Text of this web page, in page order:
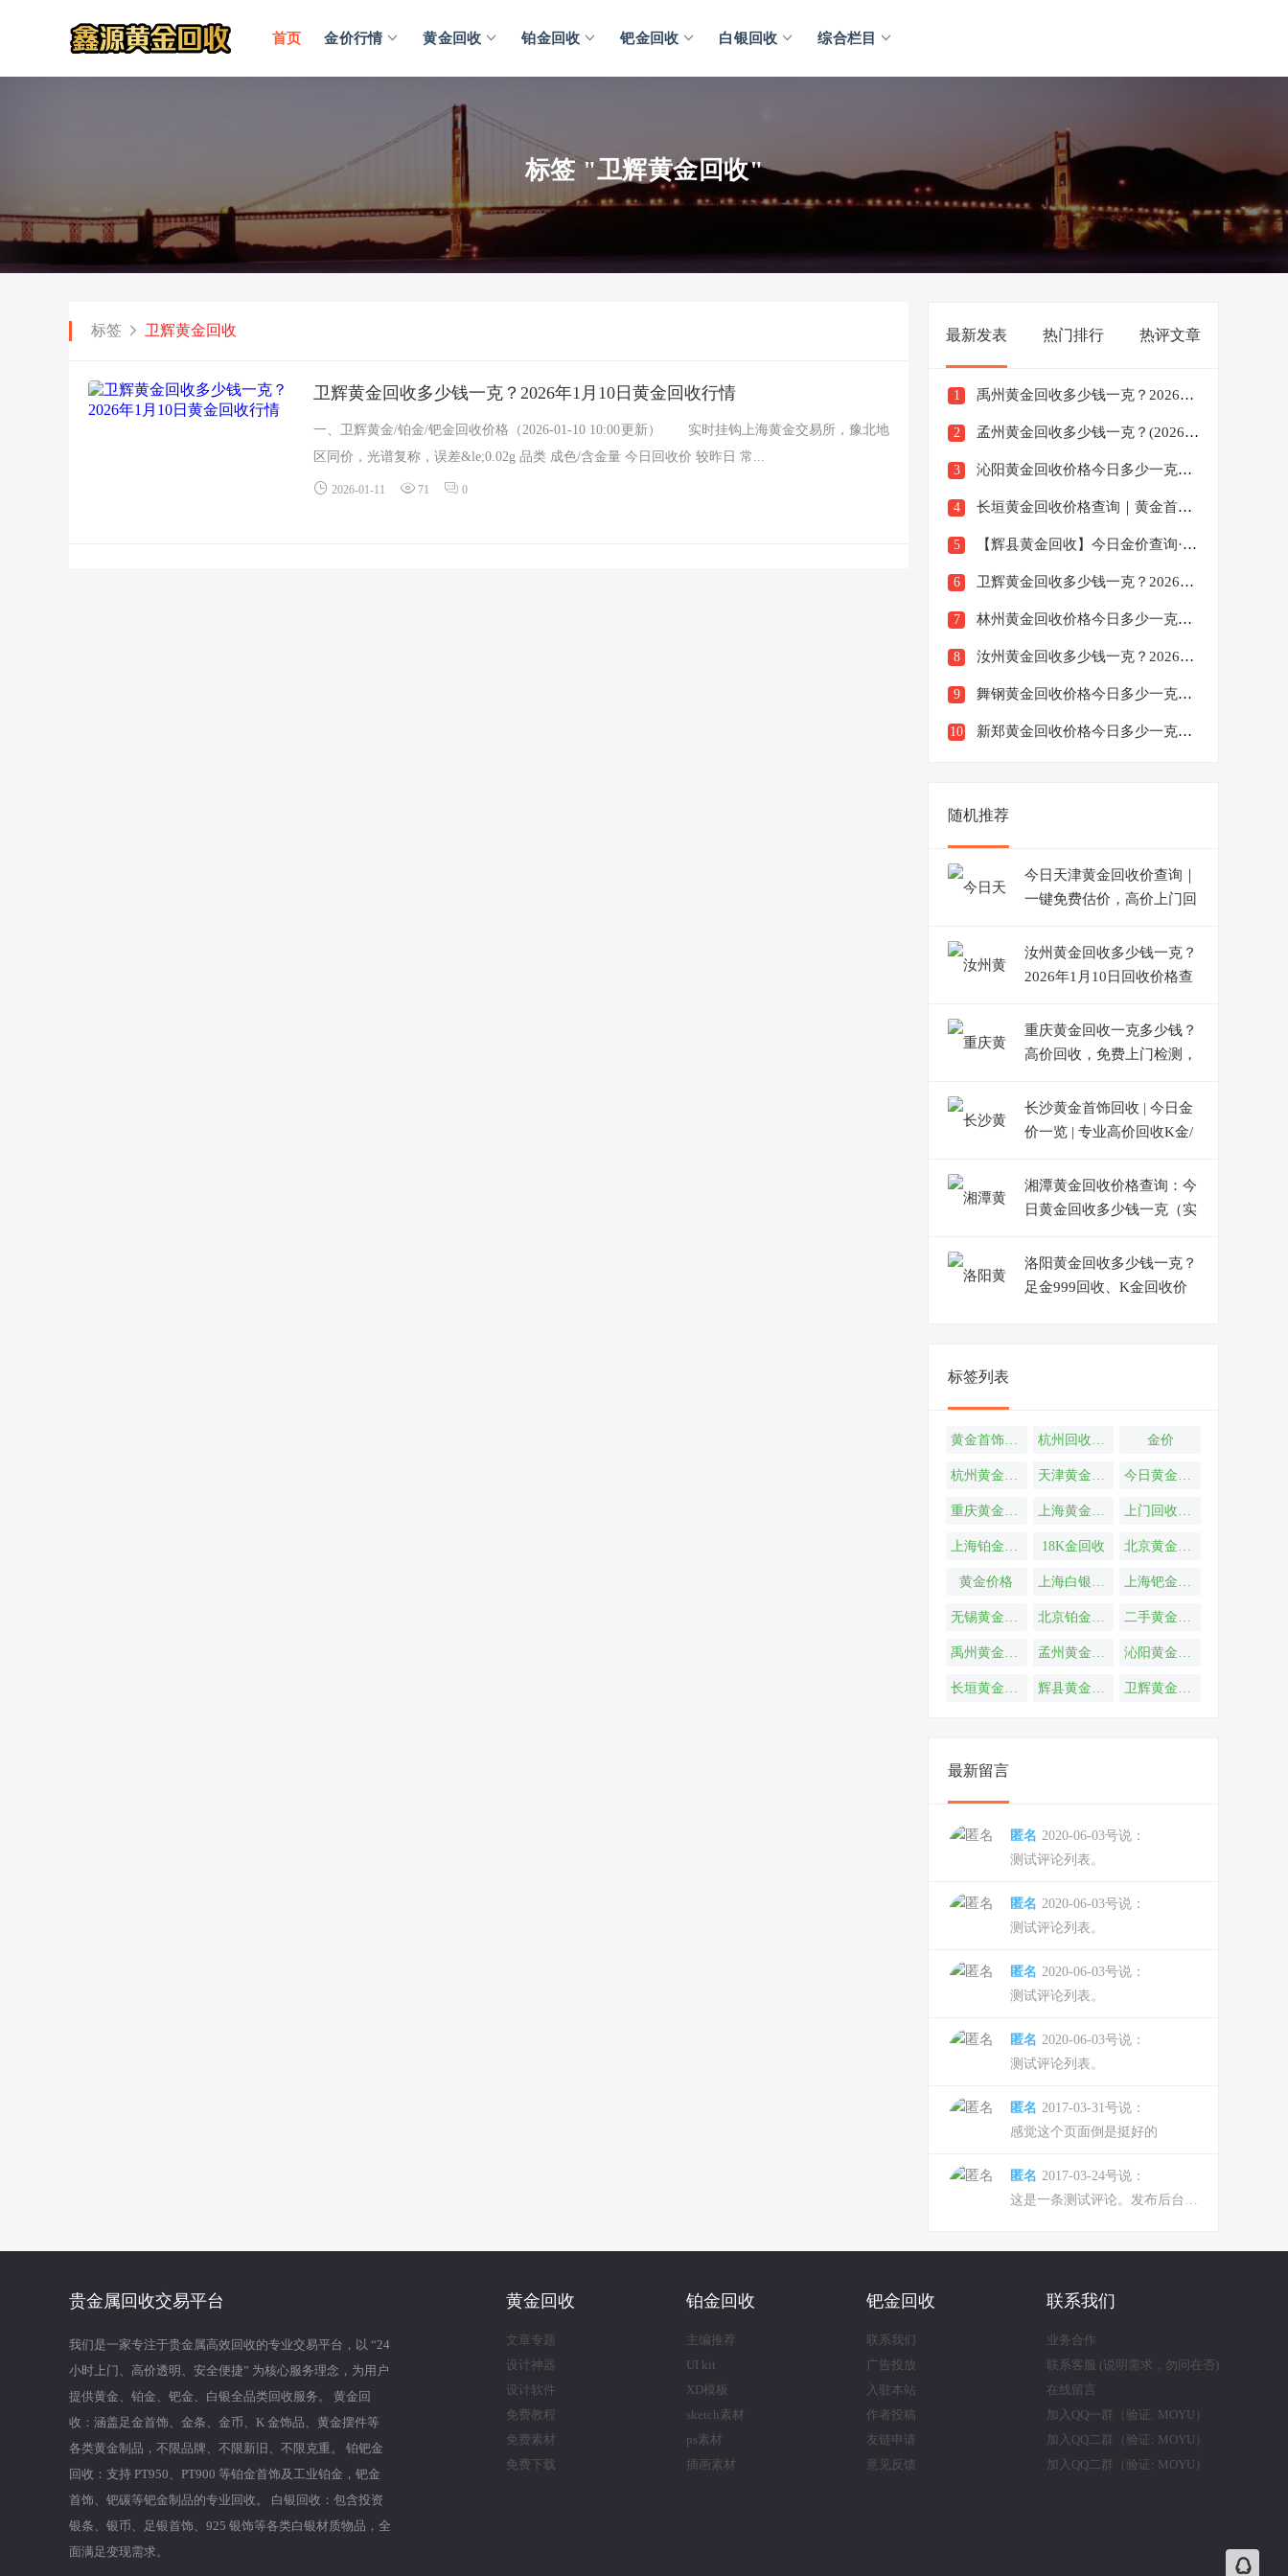
首页 金价行情 黄金回收 铂金回收 钯金回收 白银回收 综合栏目
标签 "卫辉黄金回收"
标签 卫辉黄金回收
卫辉黄金回收多少钱一克？2026年1月10日黄金回收行情
一、卫辉黄金/铂金/钯金回收价格（2026-01-10 10:00更新） 实时挂钩上海黄金交易所，豫北地
区同价，光谱复称，误差&le;0.02g 品类 成色/含金量 今日回收价 较昨日 常...
2026-01-11 71 0
最新发表 热门排行 热评文章
1 禹州黄金回收多少钱一克？2026年1月10日黄金回收行情
2 孟州黄金回收多少钱一克？(2026实时报价，高价回收中)
3 沁阳黄金回收价格今日多少一克？2026年1月10日实时行情
4 长垣黄金回收价格查询｜黄金首饰/金条回收哪家好/多少钱
5 【辉县黄金回收】今日金价查询·高价回收电话/地址/价格表
6 卫辉黄金回收多少钱一克？2026年1月10日黄金回收行情
7 林州黄金回收价格今日多少一克？2026年1月10日实时行情
8 汝州黄金回收多少钱一克？2026年1月10日回收价格查询
9 舞钢黄金回收价格今日多少一克？2026年1月10日实时行情
10 新郑黄金回收价格今日多少一克？2026年1月10日实时行情
随机推荐
今日天津黄金回收价查询｜
一键免费估价，高价上门回
汝州黄金回收多少钱一克？
2026年1月10日回收价格查
重庆黄金回收一克多少钱？
高价回收，免费上门检测，
长沙黄金首饰回收 | 今日金
价一览 | 专业高价回收K金/
湘潭黄金回收价格查询：今
日黄金回收多少钱一克（实
洛阳黄金回收多少钱一克？
足金999回收、K金回收价
标签列表
黄金首饰回收 杭州回收黄金 金价
杭州黄金回收 天津黄金回收 今日黄金回收
重庆黄金回收 上海黄金回收 上门回收黄金
上海铂金回收 18K金回收 北京黄金回收
黄金价格 上海白银回收 上海钯金回收
无锡黄金回收 北京铂金回收 二手黄金回收
禹州黄金回收 孟州黄金回收 沁阳黄金回收
长垣黄金回收 辉县黄金回收 卫辉黄金回收
最新留言
匿名 2020-06-03号说：
测试评论列表。
匿名 2020-06-03号说：
测试评论列表。
匿名 2020-06-03号说：
测试评论列表。
匿名 2020-06-03号说：
测试评论列表。
匿名 2017-03-31号说：
感觉这个页面倒是挺好的
匿名 2017-03-24号说：
这是一条测试评论。发布后台开启审核了哦！
贵金属回收交易平台
我们是一家专注于贵金属高效回收的专业交易平台，以 “24
小时上门、高价透明、安全便捷” 为核心服务理念，为用户
提供黄金、铂金、钯金、白银全品类回收服务。 黄金回
收：涵盖足金首饰、金条、金币、K 金饰品、黄金摆件等
各类黄金制品，不限品牌、不限新旧、不限克重。 铂钯金
回收：支持 PT950、PT900 等铂金首饰及工业铂金，钯金
首饰、钯碳等钯金制品的专业回收。 白银回收：包含投资
银条、银币、足银首饰、925 银饰等各类白银材质物品，全
面满足变现需求。
黄金回收
文章专题
设计神器
设计软件
免费教程
免费素材
免费下载
铂金回收
主编推荐
UI kit
XD模板
sketch素材
ps素材
插画素材
钯金回收
联系我们
广告投放
入驻本站
作者投稿
友链申请
意见反馈
联系我们
业务合作
联系客服 (说明需求，勿问在否)
在线留言
加入QQ一群（验证: MOYU）
加入QQ二群（验证: MOYU）
加入QQ二群（验证: MOYU）